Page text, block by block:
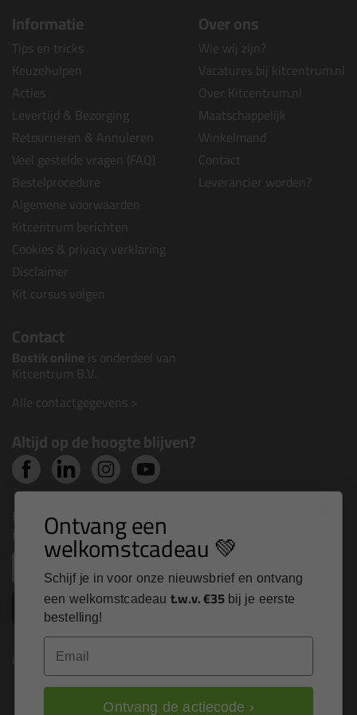
Informatie
Tips en tricks
Keuzehulpen
Acties
Levertijd & Bezorging
Retourneren & Annuleren
Veel gestelde vragen (FAQ)
Bestelprocedure
Algemene voorwaarden
Kitcentrum berichten
Cookies & privacy verklaring
Disclaimer
Kit cursus volgen
Over ons
Wie wij zijn?
Vacatures bij kitcentrum.nl
Over Kitcentrum.nl
Maatschappelijk
Winkelmand
Contact
Leverancier worden?
Contact
Bostik online is onderdeel van
Kitcentrum B.V.
Alle contactgegevens >
Altijd op de hoogte blijven?
Nieuws, tips en exclusieve deals rechtstreeks in je
inbox
Inschrijven
Kitcentrum is trots op:
Ontvang een
welkomstcadeau 💚
Schijf je in voor onze nieuwsbrief en ontvang
een welkomstcadeau t.w.v. €35 bij je eerste
bestelling!
Email
Ontvang de actiecode ›